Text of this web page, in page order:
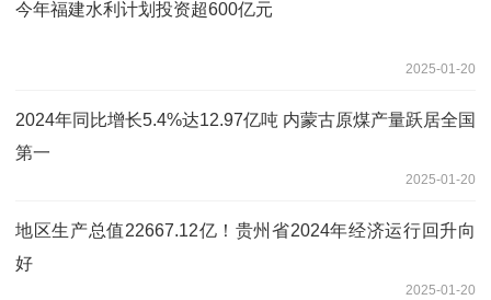
今年福建水利计划投资超600亿元
2025-01-20
2024年同比增长5.4%达12.97亿吨 内蒙古原煤产量跃居全国
第一
2025-01-20
地区生产总值22667.12亿！贵州省2024年经济运行回升向
好
2025-01-20